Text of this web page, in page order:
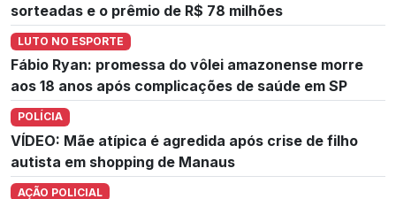
sorteadas e o prêmio de R$ 78 milhões
LUTO NO ESPORTE
Fábio Ryan: promessa do vôlei amazonense morre
aos 18 anos após complicações de saúde em SP
POLÍCIA
VÍDEO: Mãe atípica é agredida após crise de filho
autista em shopping de Manaus
AÇÃO POLICIAL